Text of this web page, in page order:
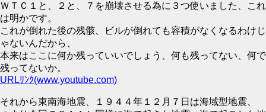
ＷＴＣ１と、２と、７を崩壊させる為に３つ使いました、これ
は明かです。
これが倒れた後の残骸、ビルが倒れても容積がなくなるわけじ
ゃないんだから、
本来はここに何か残っていいでしょう、何も残ってない、何で
残ってないか。
URLﾘﾝｸ(www.youtube.com)
それから東南海地震、１９４４年１２月７日は海域型地震、